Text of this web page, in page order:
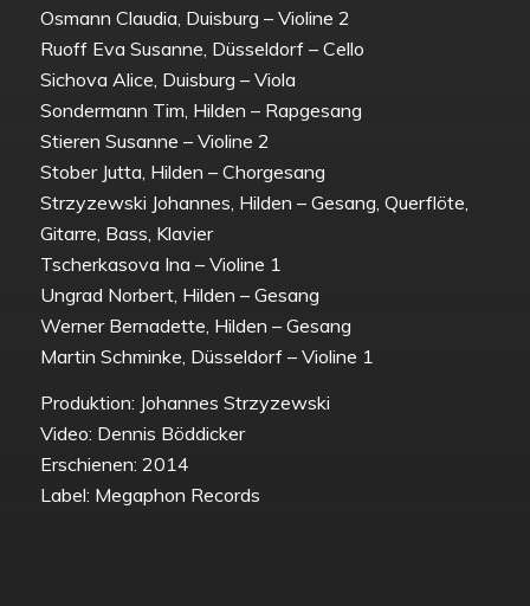
Osmann Claudia, Duisburg – Violine 2
Ruoff Eva Susanne, Düsseldorf – Cello
Sichova Alice, Duisburg – Viola
Sondermann Tim, Hilden – Rapgesang
Stieren Susanne – Violine 2
Stober Jutta, Hilden – Chorgesang
Strzyzewski Johannes, Hilden – Gesang, Querflöte,
Gitarre, Bass, Klavier
Tscherkasova Ina – Violine 1
Ungrad Norbert, Hilden – Gesang
Werner Bernadette, Hilden – Gesang
Martin Schminke, Düsseldorf – Violine 1
Produktion: Johannes Strzyzewski
Video: Dennis Böddicker
Erschienen: 2014
Label: Megaphon Records